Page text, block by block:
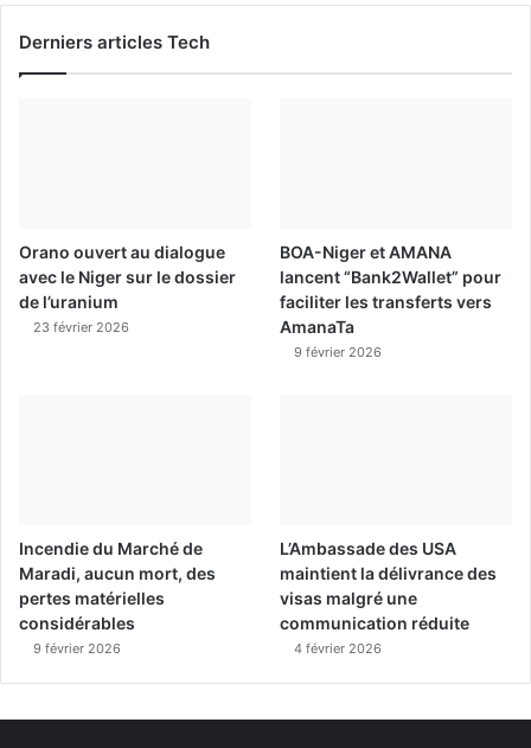
Derniers articles Tech
Orano ouvert au dialogue
avec le Niger sur le dossier
de l’uranium
23 février 2026
BOA-Niger et AMANA
lancent “Bank2Wallet” pour
faciliter les transferts vers
AmanaTa
9 février 2026
Incendie du Marché de
Maradi, aucun mort, des
pertes matérielles
considérables
9 février 2026
L’Ambassade des USA
maintient la délivrance des
visas malgré une
communication réduite
4 février 2026